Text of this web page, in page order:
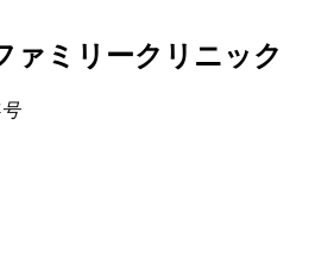
ァミリークリニック